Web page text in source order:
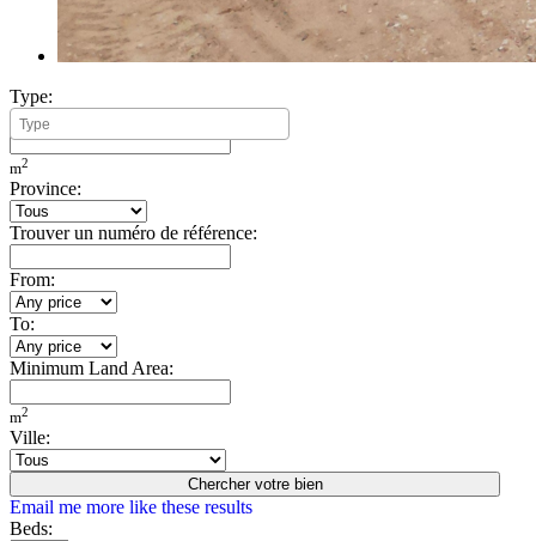
Type:
Minimum Build Area:
m2
Province:
Trouver un numéro de référence:
From:
To:
Minimum Land Area:
m2
Ville:
Chercher votre bien
Email me more like these results
Beds: